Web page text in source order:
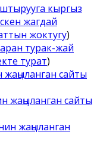
кыргыз
жагдай
жоктугу)
турак-жай
турат)
сайты
жаңыланган сайты
жаңыланган